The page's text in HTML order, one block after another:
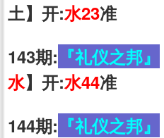
土】开:水23准
143期: 『礼仪之邦』
水】开:水44准
144期: 『礼仪之邦』